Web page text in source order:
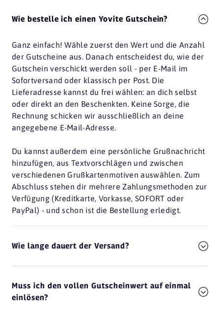
Wie bestelle ich einen Yovite Gutschein?
Ganz einfach! Wähle zuerst den Wert und die Anzahl
der Gutscheine aus. Danach entscheidest du, wie der
Gutschein verschickt werden soll - per E-Mail im
Sofortversand oder klassisch per Post. Die
Lieferadresse kannst du frei wählen: an dich selbst
oder direkt an den Beschenkten. Keine Sorge, die
Rechnung schicken wir ausschließlich an deine
angegebene E-Mail-Adresse.
Du kannst außerdem eine persönliche Grußnachricht
hinzufügen, aus Textvorschlägen und zwischen
verschiedenen Grußkartenmotiven auswählen. Zum
Abschluss stehen dir mehrere Zahlungsmethoden zur
Verfügung (Kreditkarte, Vorkasse, SOFORT oder
PayPal) - und schon ist die Bestellung erledigt.
Wie lange dauert der Versand?
Muss ich den vollen Gutscheinwert auf einmal
einlösen?